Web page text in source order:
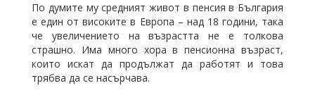
По думите му средният живот в пенсия в България
е един от високите в Европа – над 18 години, така
че увеличението на възрастта не е толкова
страшно. Има много хора в пенсионна възраст,
които искат да продължат да работят и това
трябва да се насърчава.